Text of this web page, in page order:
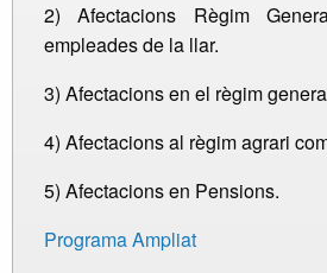
2) Afectacions Règim
empleades de la llar.
3) Afectacions en el règim
4) Afectacions al règim agrari
5) Afectacions en Pensions.
Programa Ampliat